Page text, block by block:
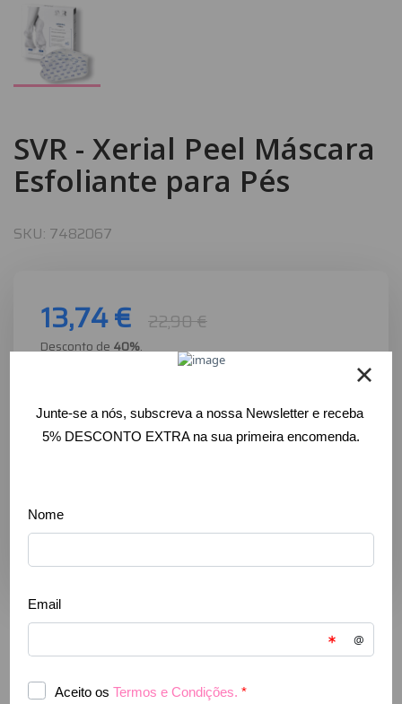
SVR - Xerial Peel Máscara
Esfoliante para Pés
SKU: 7482067
13,74 € 22,90 €
Desconto de 40%.
Compre este produto e ganhe 13
Beauty Points!Saber mais
Descrição
00:00até1 de Setembro de 2026 às 00:00